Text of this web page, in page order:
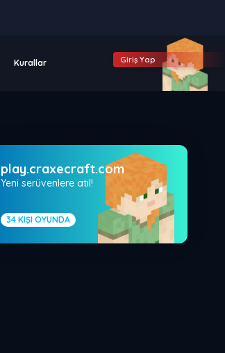
Kurallar Giriş Yap
play.craxecraft.com
Yeni serüvenlere atıl!
34 KIŞI OYUNDA